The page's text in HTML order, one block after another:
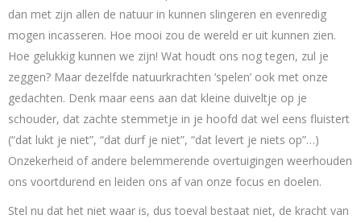
dan met zijn allen de natuur in kunnen slingeren en evenredig
mogen incasseren. Hoe mooi zou de wereld er uit kunnen zien.
Hoe gelukkig kunnen we zijn! Wat houdt ons nog tegen, zul je
zeggen? Maar dezelfde natuurkrachten ‘spelen’ ook met onze
gedachten. Denk maar eens aan dat kleine duiveltje op je
schouder, dat zachte stemmetje in je hoofd dat wel eens fluistert
(“dat lukt je niet”, “dat durf je niet”, “dat levert je niets op”…)
Onzekerheid of andere belemmerende overtuigingen weerhouden
ons voortdurend en leiden ons af van onze focus en doelen.
Stel nu dat het niet waar is, dus toeval bestaat niet, de kracht van